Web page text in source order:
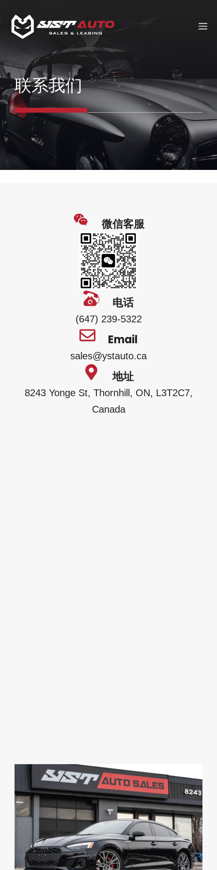
菜
单
联系我们
微信客服
电话
(647) 239-5322
Email
sales@ystauto.ca
地址
8243 Yonge St, Thornhill, ON, L3T2C7,
Canada